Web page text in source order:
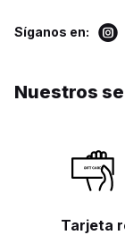
Síganos en:
Nuestros
Tarjeta